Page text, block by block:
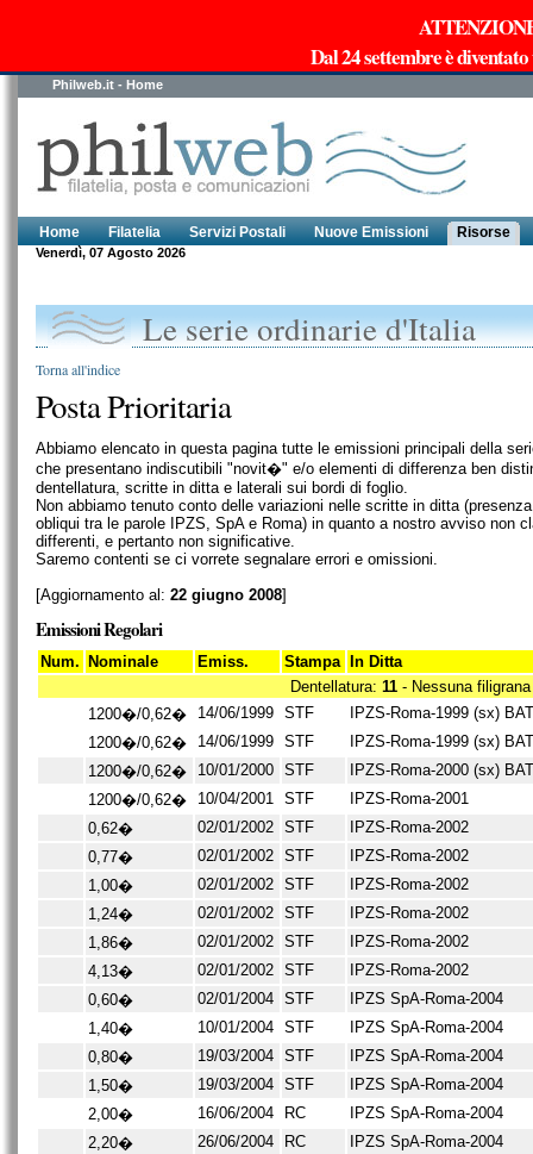
Dal 24 settembre è
Philweb.it - Home
Home Filatelia Servizi Postali Nuove Emissioni Risorse
Venerdì, 07 Agosto 2026
Le serie ordinarie d'Italia
Torna all'indice
Posta Prioritaria
Abbiamo elencato in questa pagina tutte le emissioni principali della
che presentano indiscutibili "novit�" e/o elementi di differenza ben
dentellatura, scritte in ditta e laterali sui bordi di foglio.
Non abbiamo tenuto conto delle variazioni nelle scritte in ditta
obliqui tra le parole IPZS, SpA e Roma) in quanto a nostro avviso non
differenti, e pertanto non significative.
Saremo contenti se ci vorrete segnalare errori e omissioni.
[Aggiornamento al: 22 giugno 2008]
Emissioni Regolari
Num. Nominale Emiss. Stampa
In Ditta
Dentellatura: 11 - Nessuna filigrana
1200�/0,62�
14/06/1999 STF
IPZS-Roma-1999 (sx)
1200�/0,62�
14/06/1999 STF
IPZS-Roma-1999 (sx)
1200�/0,62�
10/01/2000 STF
IPZS-Roma-2000 (sx)
1200�/0,62�
10/04/2001 STF
IPZS-Roma-2001
0,62�
02/01/2002 STF
IPZS-Roma-2002
0,77�
02/01/2002 STF
IPZS-Roma-2002
1,00�
02/01/2002 STF
IPZS-Roma-2002
1,24�
02/01/2002 STF
IPZS-Roma-2002
1,86�
02/01/2002 STF
IPZS-Roma-2002
4,13�
02/01/2002 STF
IPZS-Roma-2002
0,60�
02/01/2004 STF
IPZS SpA-Roma-2004
1,40�
10/01/2004 STF
IPZS SpA-Roma-2004
0,80�
19/03/2004 STF
IPZS SpA-Roma-2004
1,50�
19/03/2004 STF
IPZS SpA-Roma-2004
2,00�
16/06/2004 RC
IPZS SpA-Roma-2004
2,20�
26/06/2004 RC IPZS SpA-Roma-2004